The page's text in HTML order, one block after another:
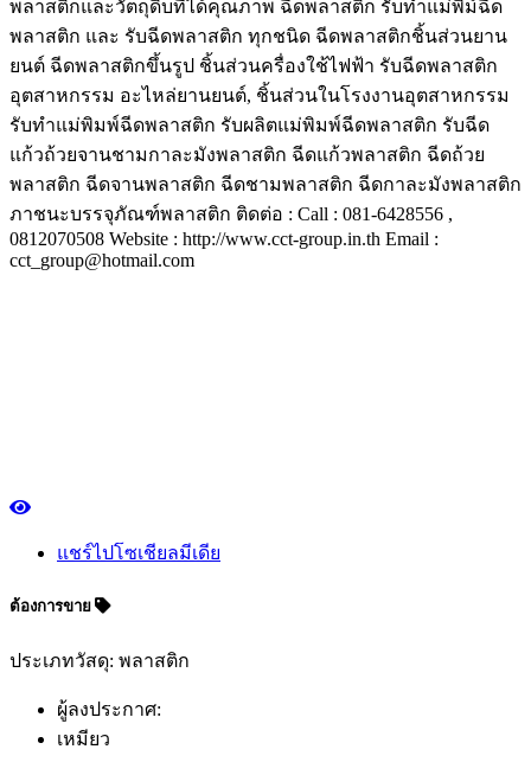
พลาสติกและวัตถุดิบที่ได้คุณภาพ ฉีดพลาสติก รับทำแม่พิม์ฉีด
พลาสติก และ รับฉีดพลาสติก ทุกชนิด ฉีดพลาสติกชิ้นส่วนยาน
ยนต์ ฉีดพลาสติกขึ้นรูป ชิ้นส่วนครื่องใช้ไฟฟ้า รับฉีดพลาสติก
อุตสาหกรรม อะไหล่ยานยนต์, ชิ้นส่วนในโรงงานอุตสาหกรรม
รับทำแม่พิมพ์ฉีดพลาสติก รับผลิตแม่พิมพ์ฉีดพลาสติก รับฉีด
แก้วถ้วยจานชามกาละมังพลาสติก ฉีดแก้วพลาสติก ฉีดถ้วย
พลาสติก ฉีดจานพลาสติก ฉีดชามพลาสติก ฉีดกาละมังพลาสติก
ภาชนะบรรจุภัณฑ์พลาสติก ติดต่อ : Call : 081-6428556 ,
0812070508 Website : http://www.cct-group.in.th Email :
cct_group@hotmail.com
แชร์ไปโซเชียลมีเดีย
ต้องการขาย
ประเภทวัสดุ: พลาสติก
ผู้ลงประกาศ:
เหมียว